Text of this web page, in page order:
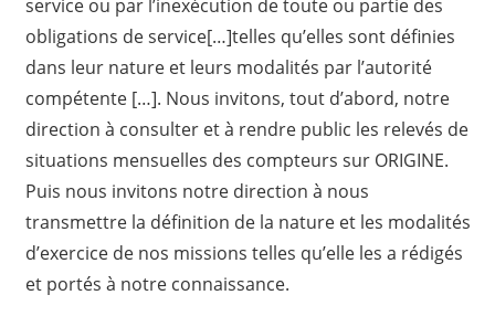
service ou par l’inexécution de toute ou partie des
obligations de service[…]telles qu’elles sont définies
dans leur nature et leurs modalités par l’autorité
compétente […]. Nous invitons, tout d’abord, notre
direction à consulter et à rendre public les relevés de
situations mensuelles des compteurs sur ORIGINE.
Puis nous invitons notre direction à nous
transmettre la définition de la nature et les modalités
d’exercice de nos missions telles qu’elle les a rédigés
et portés à notre connaissance.